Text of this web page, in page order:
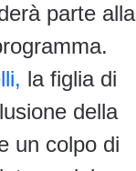
parte alla
la figlia di
della
un colpo di